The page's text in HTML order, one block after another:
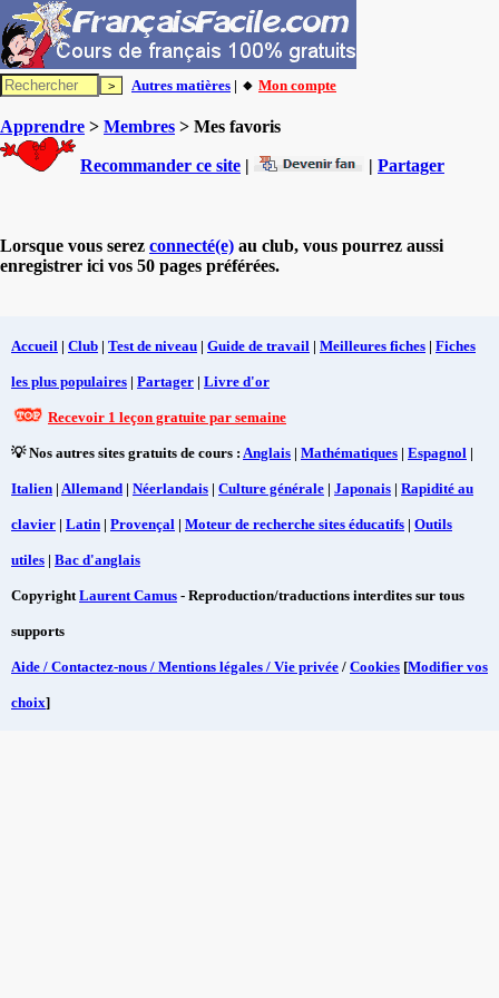
Autres matières | 🔸 Mon compte
Apprendre > Membres > Mes favoris
Recommander ce site | | Partager
Lorsque vous serez connecté(e) au club, vous pourrez aussi
enregistrer ici vos 50 pages préférées.
Accueil | Club | Test de niveau | Guide de travail | Meilleures fiches | Fiches
les plus populaires | Partager | Livre d'or
Recevoir 1 leçon gratuite par semaine
💡 Nos autres sites gratuits de cours : Anglais | Mathématiques | Espagnol |
Italien | Allemand | Néerlandais | Culture générale | Japonais | Rapidité au
clavier | Latin | Provençal | Moteur de recherche sites éducatifs | Outils
utiles | Bac d'anglais
CopyrightLaurent Camus - Reproduction/traductions interdites sur tous
supports
Aide / Contactez-nous / Mentions légales / Vie privée / Cookies [Modifier vos
choix]